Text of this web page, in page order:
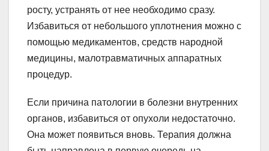
росту, устранять от нее необходимо сразу.
Избавиться от небольшого уплотнения можно с
помощью медикаментов, средств народной
медицины, малотравматичных аппаратных
процедур.
Если причина патологии в болезни внутренних
органов, избавиться от опухоли недостаточно.
Она может появиться вновь. Терапия должна